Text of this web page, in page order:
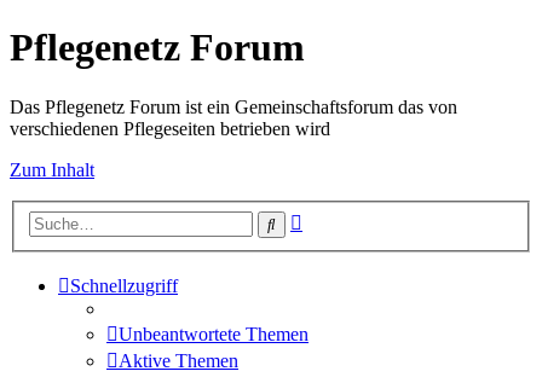
Pflegenetz Forum
Das Pflegenetz Forum ist ein Gemeinschaftsforum das von
verschiedenen Pflegeseiten betrieben wird
Zum Inhalt
Suche
Schnellzugriff
Unbeantwortete Themen
Aktive Themen